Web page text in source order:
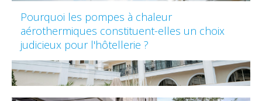
Pourquoi les pompes à chaleur
aérothermiques constituent-elles un choix
judicieux pour l'hôtellerie ?